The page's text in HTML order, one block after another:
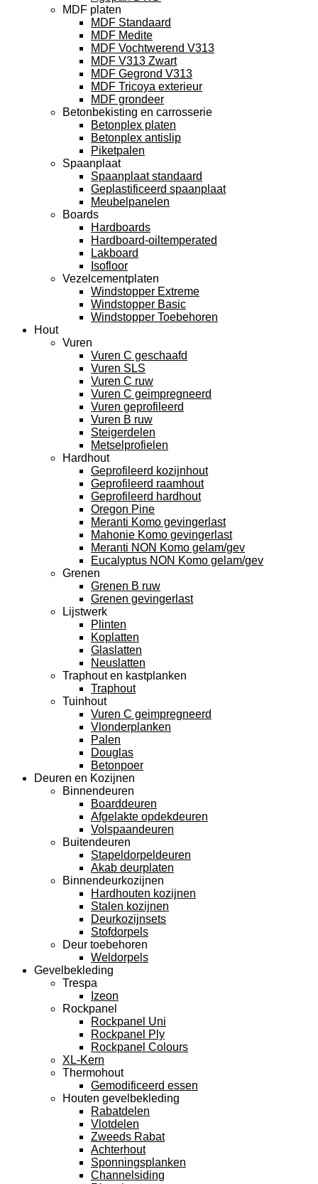
MDF platen
MDF Standaard
MDF Medite
MDF Vochtwerend V313
MDF V313 Zwart
MDF Gegrond V313
MDF Tricoya exterieur
MDF grondeer
Betonbekisting en carrosserie
Betonplex platen
Betonplex antislip
Piketpalen
Spaanplaat
Spaanplaat standaard
Geplastificeerd spaanplaat
Meubelpanelen
Boards
Hardboards
Hardboard-oiltemperated
Lakboard
Isofloor
Vezelcementplaten
Windstopper Extreme
Windstopper Basic
Windstopper Toebehoren
Hout
Vuren
Vuren C geschaafd
Vuren SLS
Vuren C ruw
Vuren C geimpregneerd
Vuren geprofileerd
Vuren B ruw
Steigerdelen
Metselprofielen
Hardhout
Geprofileerd kozijnhout
Geprofileerd raamhout
Geprofileerd hardhout
Oregon Pine
Meranti Komo gevingerlast
Mahonie Komo gevingerlast
Meranti NON Komo gelam/gev
Eucalyptus NON Komo gelam/gev
Grenen
Grenen B ruw
Grenen gevingerlast
Lijstwerk
Plinten
Koplatten
Glaslatten
Neuslatten
Traphout en kastplanken
Traphout
Tuinhout
Vuren C geimpregneerd
Vlonderplanken
Palen
Douglas
Betonpoer
Deuren en Kozijnen
Binnendeuren
Boarddeuren
Afgelakte opdekdeuren
Volspaandeuren
Buitendeuren
Stapeldorpeldeuren
Akab deurplaten
Binnendeurkozijnen
Hardhouten kozijnen
Stalen kozijnen
Deurkozijnsets
Stofdorpels
Deur toebehoren
Weldorpels
Gevelbekleding
Trespa
Izeon
Rockpanel
Rockpanel Uni
Rockpanel Ply
Rockpanel Colours
XL-Kern
Thermohout
Gemodificeerd essen
Houten gevelbekleding
Rabatdelen
Vlotdelen
Zweeds Rabat
Achterhout
Sponningsplanken
Channelsiding